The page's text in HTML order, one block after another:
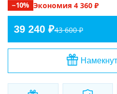
−10% Экономия 4 360 ₽
39 240 ₽43 600 ₽